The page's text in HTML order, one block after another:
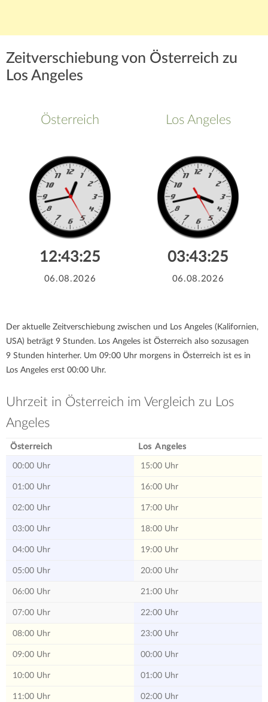
Zeitverschiebung von Österreich zu
Los Angeles
Österreich
12:43:26
06.08.2026
Los Angeles
03:43:26
06.08.2026
Der aktuelle Zeitverschiebung zwischen und Los Angeles (Kalifornien,
USA) beträgt 9 Stunden. Los Angeles ist Österreich also sozusagen
9 Stunden hinterher. Um 09:00 Uhr morgens in Österreich ist es in
Los Angeles erst 00:00 Uhr.
Uhrzeit in Österreich im Vergleich zu Los
Angeles
Österreich Los Angeles
00:00 Uhr 15:00 Uhr
01:00 Uhr 16:00 Uhr
02:00 Uhr 17:00 Uhr
03:00 Uhr 18:00 Uhr
04:00 Uhr 19:00 Uhr
05:00 Uhr 20:00 Uhr
06:00 Uhr 21:00 Uhr
07:00 Uhr 22:00 Uhr
08:00 Uhr 23:00 Uhr
09:00 Uhr 00:00 Uhr
10:00 Uhr 01:00 Uhr
11:00 Uhr 02:00 Uhr